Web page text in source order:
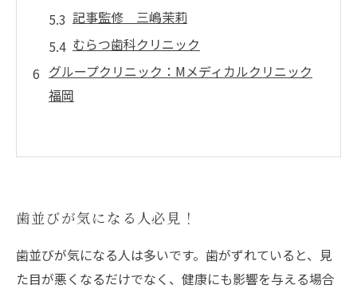
記事監修 三嶋茉莉
むらつ歯科クリニック
グループクリニック：Mメディカルクリニック
福岡
歯並びが気になる人必見！
歯並びが気になる人は多いです。歯がずれていると、見
た目が悪くなるだけでなく、健康にも影響を与える場合